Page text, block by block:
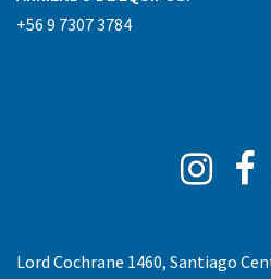
+56 9 7307 3784
Lord Cochrane 1460, Santiago